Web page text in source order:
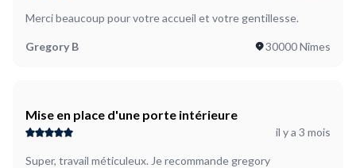
Merci beaucoup pour votre accueil et votre gentillesse.
Gregory B 30000 Nîmes
Mise en place d'une porte intérieure
il y a 3 mois
Super, travail méticuleux. Je recommande gregory